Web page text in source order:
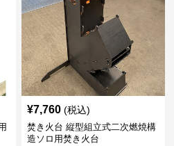
¥7,760 (税込)
焚き火台 縦型組立式二次燃焼構
造ソロ用焚き火台